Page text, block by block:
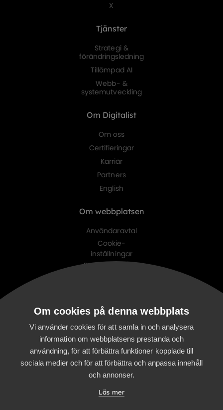
X
Tjänster
Strategi &
förändringsledning
Tillämpad AI
Webb- &
systemutveckling
Om Digitalist
Om oss
Certifieringar
Karriär
Partners
English
Om webbplatsen
Användaravtal
Cookie-
inställningar
Personuppgifts-
Digitalist Cloud
Digitalist Finland
Om cookies på denna webbplats
Vi använder cookies för att samla in och analysera
information om webbplatsens prestanda och
användning, för att förbättra funktioner kopplade till
sociala medier och för att förbättra och anpassa innehåll
och annonser.
Läs mer